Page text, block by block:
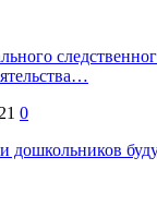
0
дошкольников